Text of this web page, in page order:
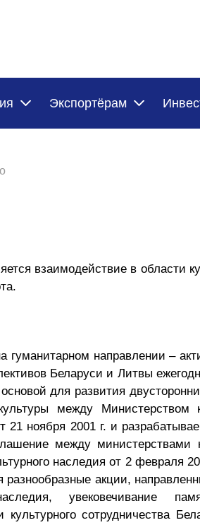
Экспортёрам
взаимодействие в области
направлении –
Беларуси и Литвы
для развития
между Министерством
ноября 2001 г. и
между министерствами
наследия от 2 февраля
разнообразные акции,
увековечивание
сотрудничества